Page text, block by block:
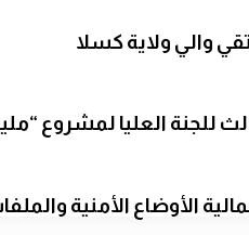
والي ولاية كسلا
للجنة العليا لمشروع
الأوضاع الأمنية